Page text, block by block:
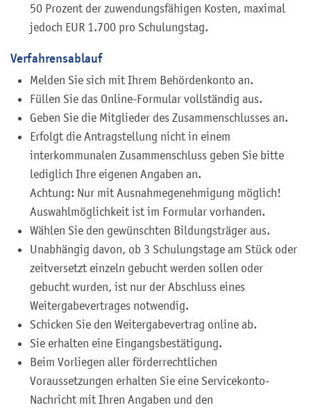
50 Prozent der zuwendungsfähigen Kosten, maximal
jedoch EUR 1.700 pro Schulungstag.
Verfahrensablauf
Melden Sie sich mit Ihrem Behördenkonto an.
Füllen Sie das Online-Formular vollständig aus.
Geben Sie die Mitglieder des Zusammenschlusses an.
Erfolgt die Antragstellung nicht in einem
interkommunalen Zusammenschluss geben Sie bitte
lediglich Ihre eigenen Angaben an.
Achtung: Nur mit Ausnahmegenehmigung möglich!
Auswahlmöglichkeit ist im Formular vorhanden.
Wählen Sie den gewünschten Bildungsträger aus.
Unabhängig davon, ob 3 Schulungstage am Stück oder
zeitversetzt einzeln gebucht werden sollen oder
gebucht wurden, ist nur der Abschluss eines
Weitergabevertrages notwendig.
Schicken Sie den Weitergabevertrag online ab.
Sie erhalten eine Eingangsbestätigung.
Beim Vorliegen aller förderrechtlichen
Voraussetzungen erhalten Sie eine Servicekonto-
Nachricht mit Ihren Angaben und den